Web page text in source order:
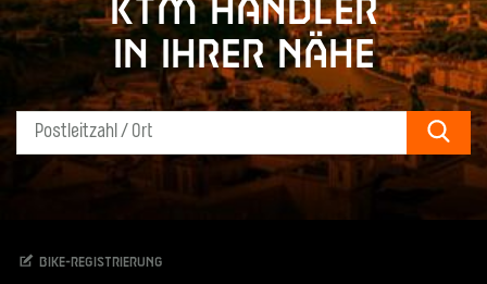
KTM Händler
in Ihrer Nähe
Bike-Registrierung